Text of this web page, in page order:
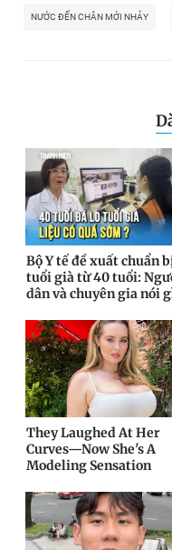
NƯỚC ĐẾN CHÂN MỚI NHẢY